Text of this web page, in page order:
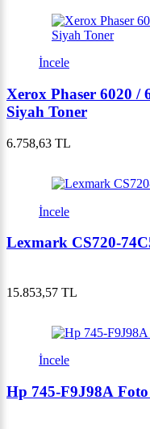
İncele
Xerox Phaser 6020 /
Siyah Toner
6.758,63 TL
İncele
Lexmark CS720-
15.853,57 TL
İncele
Hp 745-F9J98A